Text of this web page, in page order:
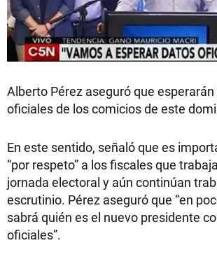
Alberto Pérez aseguró que
oficiales de los comicios de este
En este sentido, señaló que es
“por respeto” a los fiscales que
jornada electoral y aún continúan
escrutinio. Pérez aseguró que “en
sabrá quién es el nuevo presidente
oficiales”.